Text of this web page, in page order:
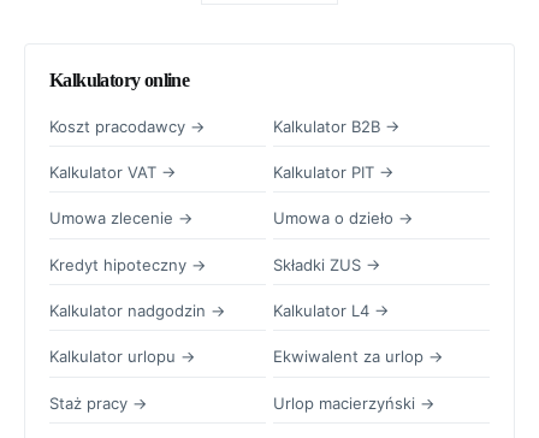
Kalkulatory online
Koszt pracodawcy → Kalkulator B2B →
Kalkulator VAT → Kalkulator PIT →
Umowa zlecenie → Umowa o dzieło →
Kredyt hipoteczny → Składki ZUS →
Kalkulator nadgodzin → Kalkulator L4 →
Kalkulator urlopu → Ekwiwalent za urlop →
Staż pracy → Urlop macierzyński →